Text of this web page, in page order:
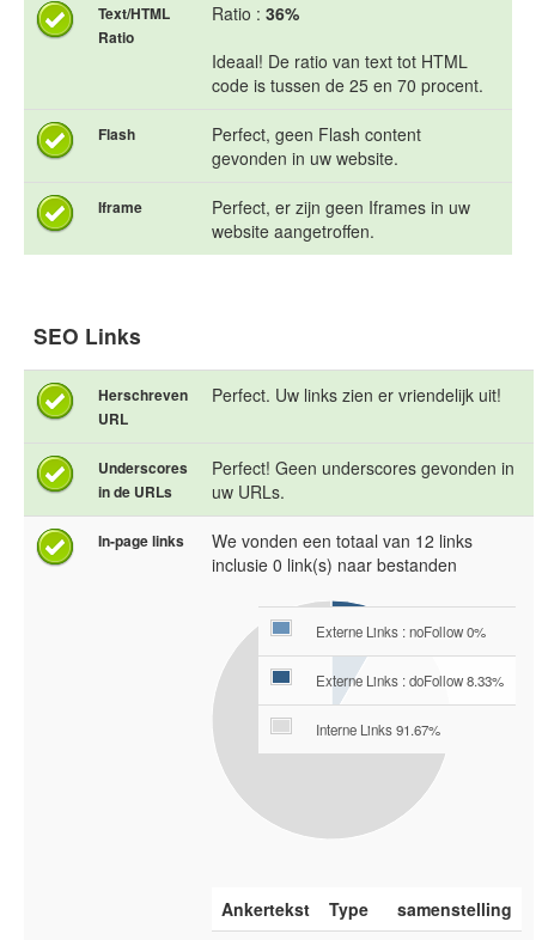
Text/HTML
Ratio
Ratio : 36%
Ideaal! De ratio van text tot HTML
code is tussen de 25 en 70 procent.
Flash
Perfect, geen Flash content
gevonden in uw website.
Iframe
Perfect, er zijn geen Iframes in uw
website aangetroffen.
SEO Links
Herschreven
URL
Perfect. Uw links zien er vriendelijk uit!
Underscores
in de URLs
Perfect! Geen underscores gevonden in
uw URLs.
In-page links
We vonden een totaal van 12 links
inclusie 0 link(s) naar bestanden
Externe Links : noFollow 0%
Externe Links : doFollow 8.33%
Interne Links 91.67%
Ankertekst Type samenstelling